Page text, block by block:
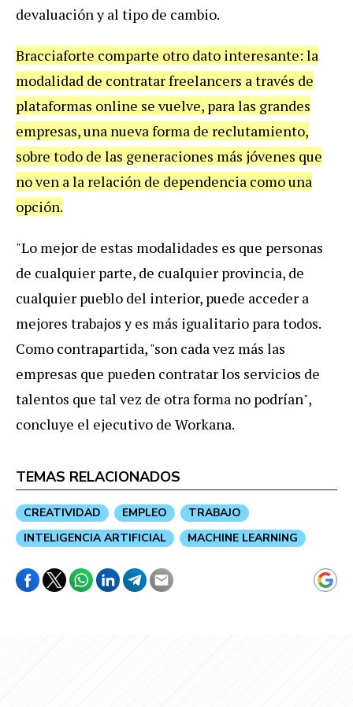
devaluación y al tipo de cambio.
Bracciaforte comparte otro dato interesante: la
modalidad de contratar freelancers a través de
plataformas online se vuelve, para las grandes
empresas, una nueva forma de reclutamiento,
sobre todo de las generaciones más jóvenes que
no ven a la relación de dependencia como una
opción.
"Lo mejor de estas modalidades es que personas
de cualquier parte, de cualquier provincia, de
cualquier pueblo del interior, puede acceder a
mejores trabajos y es más igualitario para todos.
Como contrapartida, "son cada vez más las
empresas que pueden contratar los servicios de
talentos que tal vez de otra forma no podrían",
concluye el ejecutivo de Workana.
TEMAS RELACIONADOS
CREATIVIDAD EMPLEO
TRABAJO
INTELIGENCIA ARTIFICIAL
MACHINE LEARNING